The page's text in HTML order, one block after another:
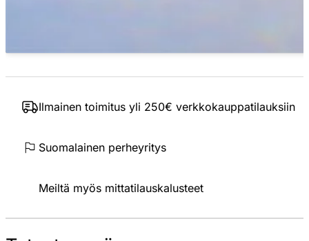
Ilmainen toimitus yli 250€ verkkokauppatilauksiin
Suomalainen perheyritys
Meiltä myös mittatilauskalusteet